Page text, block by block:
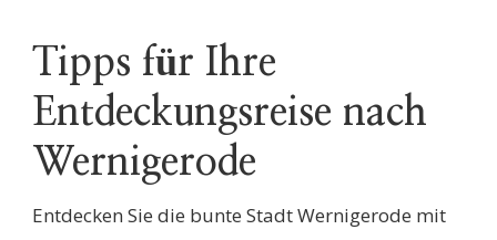
Tipps für Ihre
Entdeckungsreise nach
Wernigerode
Entdecken Sie die bunte Stadt Wernigerode mit